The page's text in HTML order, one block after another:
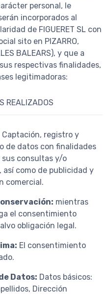
personal, le
incorporados al
de FIGUERET SL con
sito en PIZARRO,
BALEARS), y que a
respectivas finalidades,
legitimadoras:
REALIZADOS
Captación, registro y
de datos con finalidades
consultas y/o
así como de publicidad y
comercial.
mientras
el consentimiento
obligación legal.
El consentimiento
Datos: Datos básicos:
Dirección